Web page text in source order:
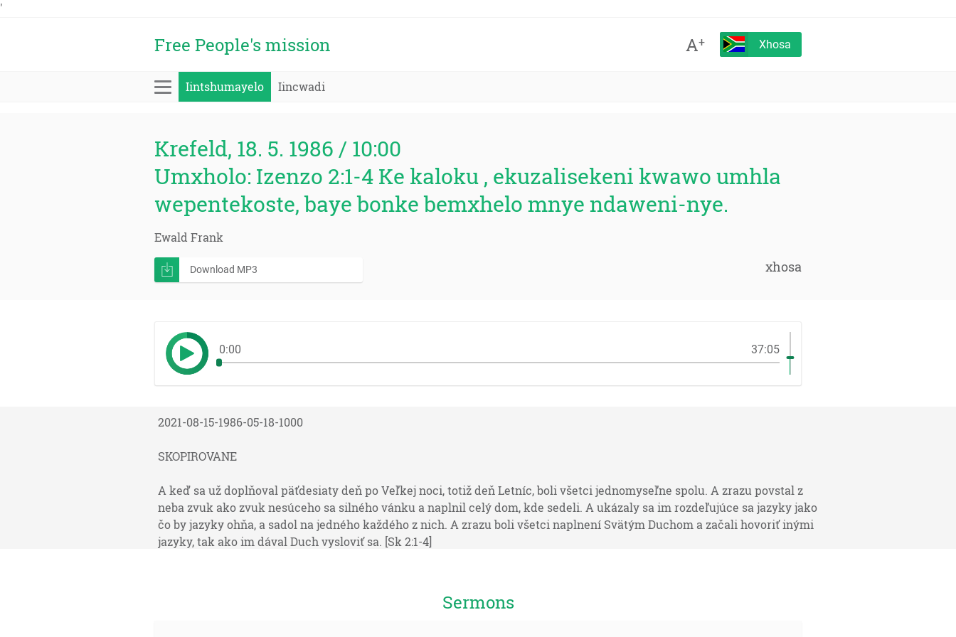
'
Free People's mission A+ Xhosa
Iintshumayelo Iincwadi
Krefeld, 18. 5. 1986 / 10:00
Umxholo: Izenzo 2:1-4 Ke kaloku , ekuzalisekeni kwawo umhla
wepentekoste, baye bonke bemxhelo mnye ndaweni-nye.
Ewald Frank
xhosa
Download MP3
0:00 37:05
2021-08-15-1986-05-18-1000
SKOPIROVANE
A keď sa už doplňoval päťdesiaty deň po Veľkej noci, totiž deň Letníc, boli všetci jednomyseľne spolu. A zrazu povstal z
neba zvuk ako zvuk nesúceho sa silného vánku a naplnil celý dom, kde sedeli. A ukázaly sa im rozdeľujúce sa jazyky jako
čo by jazyky ohňa, a sadol na jedného každého z nich. A zrazu boli všetci naplnení Svätým Duchom a začali hovoriť inými
jazyky, tak ako im dával Duch vysloviť sa. [Sk 2:1-4]
Sermons